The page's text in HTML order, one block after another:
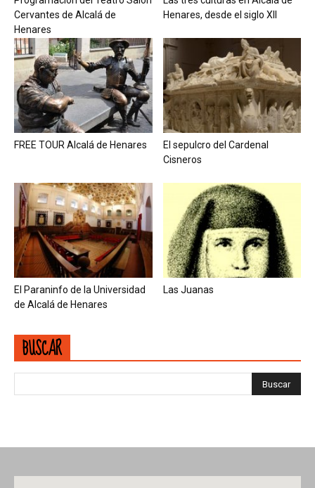
Cervantes de Alcalá de
Henares
Henares, desde el siglo XII
FREE TOUR Alcalá de Henares
El sepulcro del Cardenal
Cisneros
El Paraninfo de la Universidad
de Alcalá de Henares
Las Juanas
BUSCAR